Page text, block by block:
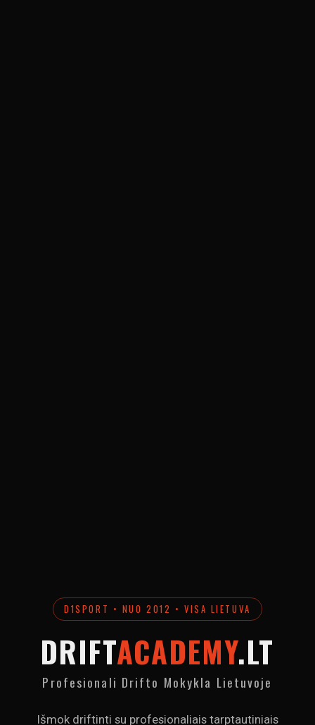
D1SPORT • NUO 2012 • VISA LIETUVA
DRIFTACADEMY.LT
Profesionali Drifto Mokykla Lietuvoje
Išmok driftinti su profesionaliais tarptautiniais